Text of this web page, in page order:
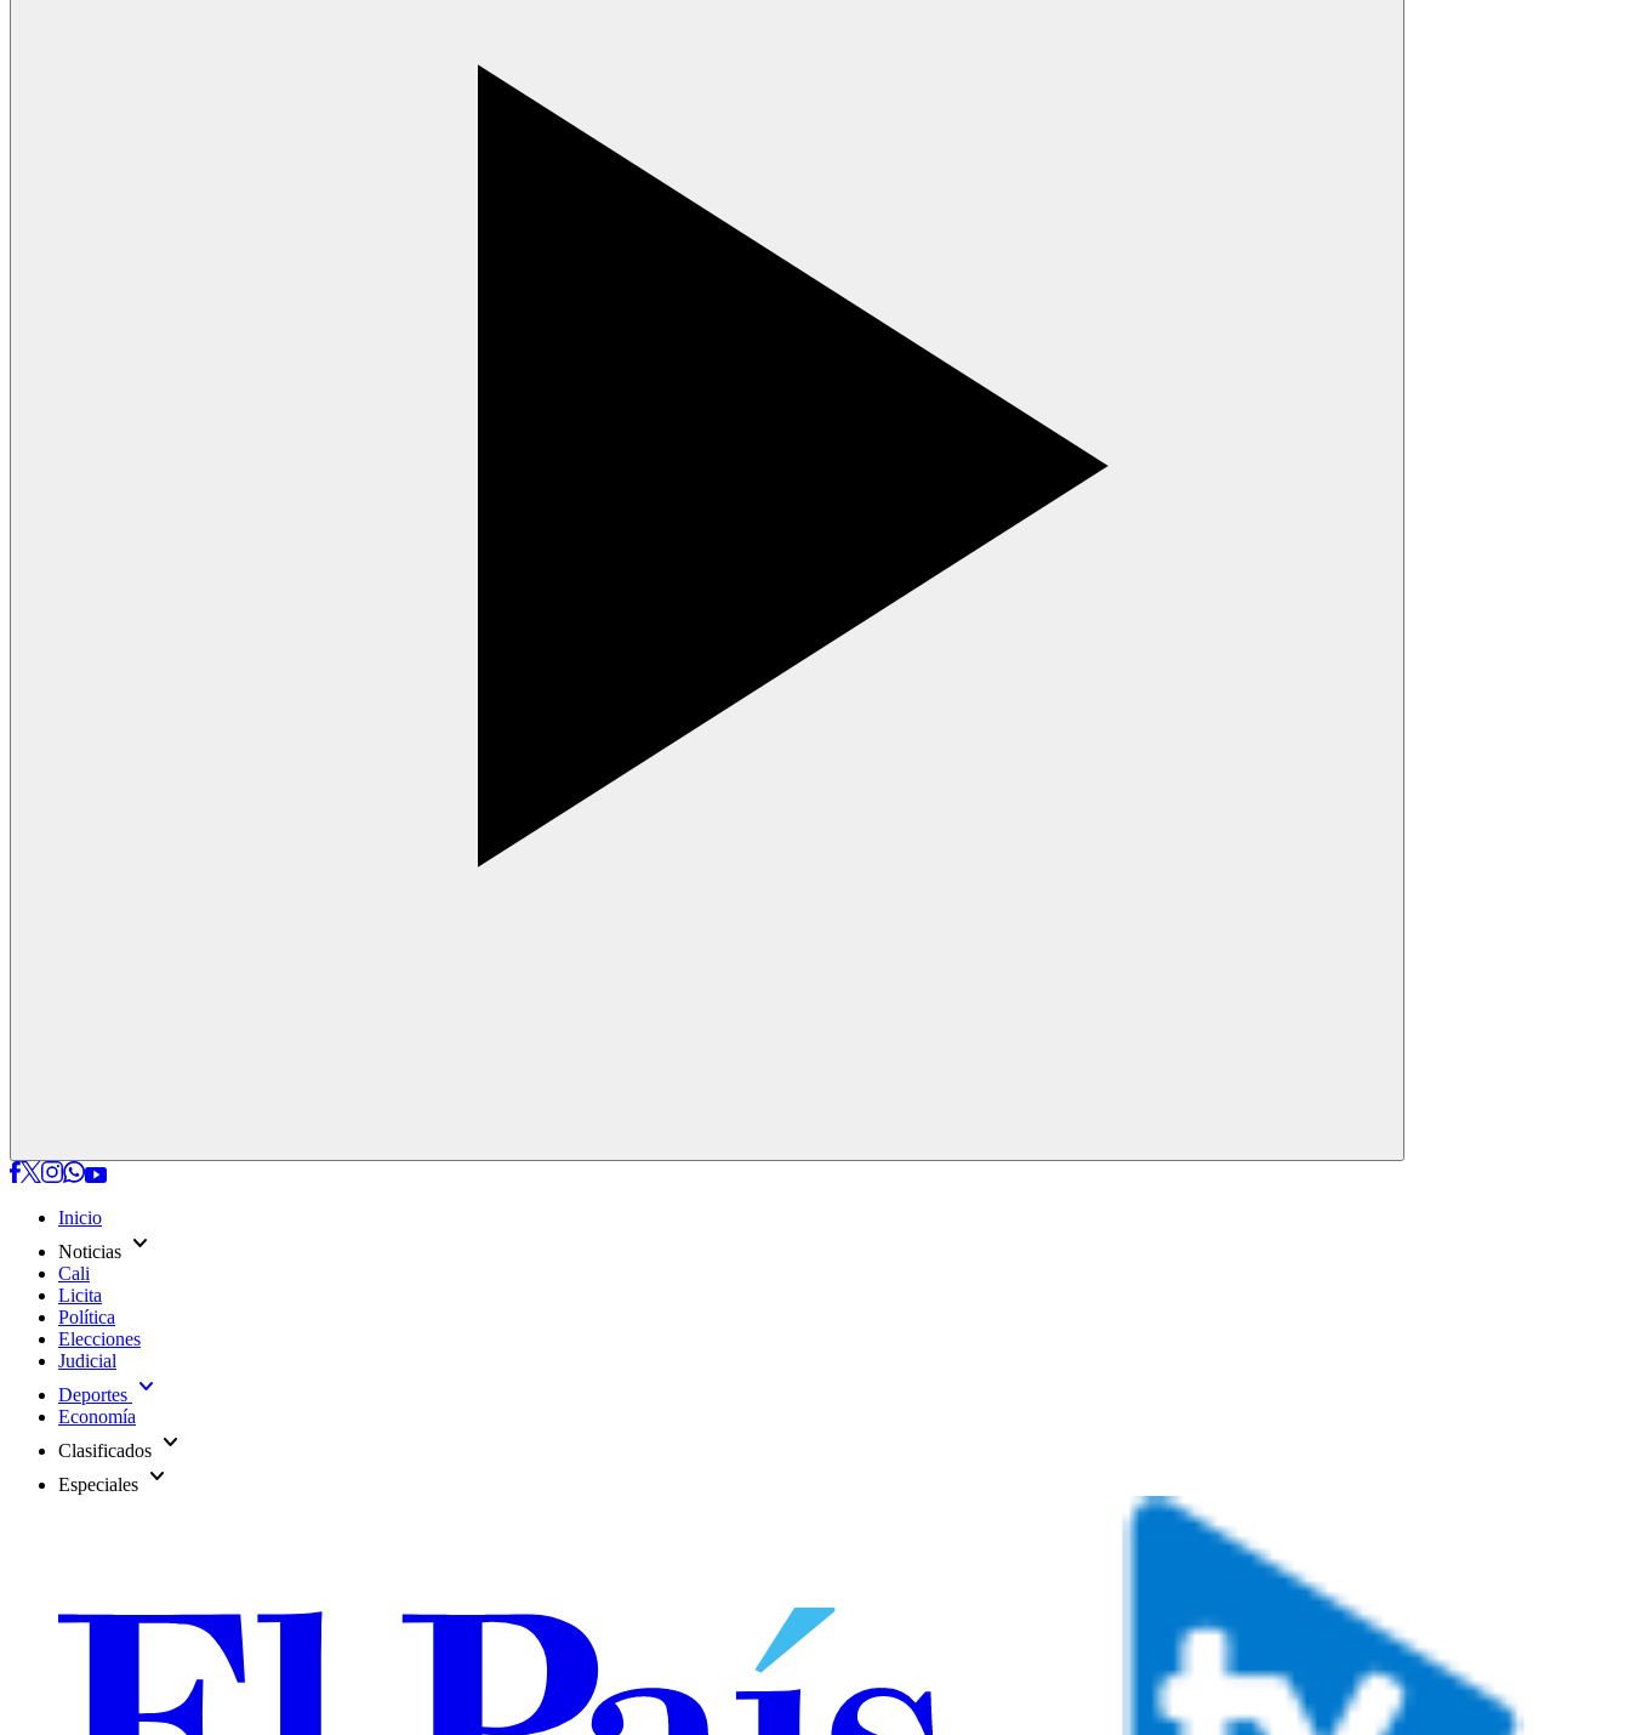
Inicio
Noticias expand_more
Cali
Licita
Política
Elecciones
Judicial
Deportes expand_more
Economía
Clasificados expand_more
Especiales expand_more